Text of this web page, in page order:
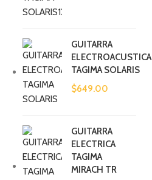
GUITARRA
ELECTROACUSTICA
TAGIMA SOLARIS
$649.00
GUITARRA
ELECTRICA
TAGIMA
MIRACH TR